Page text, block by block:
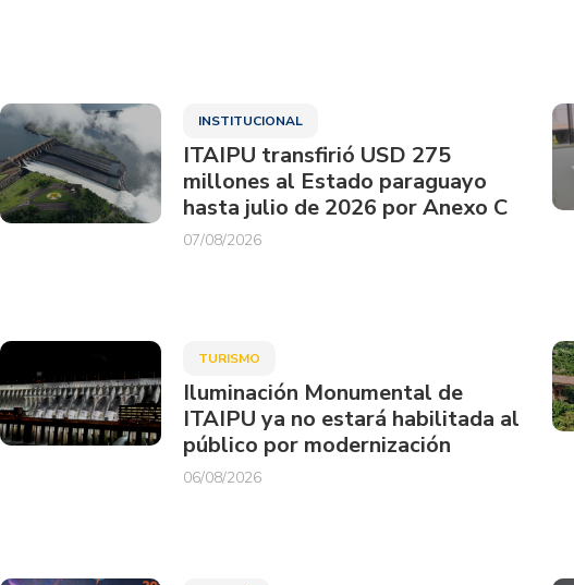
INSTITUCIONAL
ITAIPU transfirió USD 275
millones al Estado paraguayo
hasta julio de 2026 por Anexo C
07/08/2026
TURISMO
Iluminación Monumental de
ITAIPU ya no estará habilitada al
público por modernización
06/08/2026